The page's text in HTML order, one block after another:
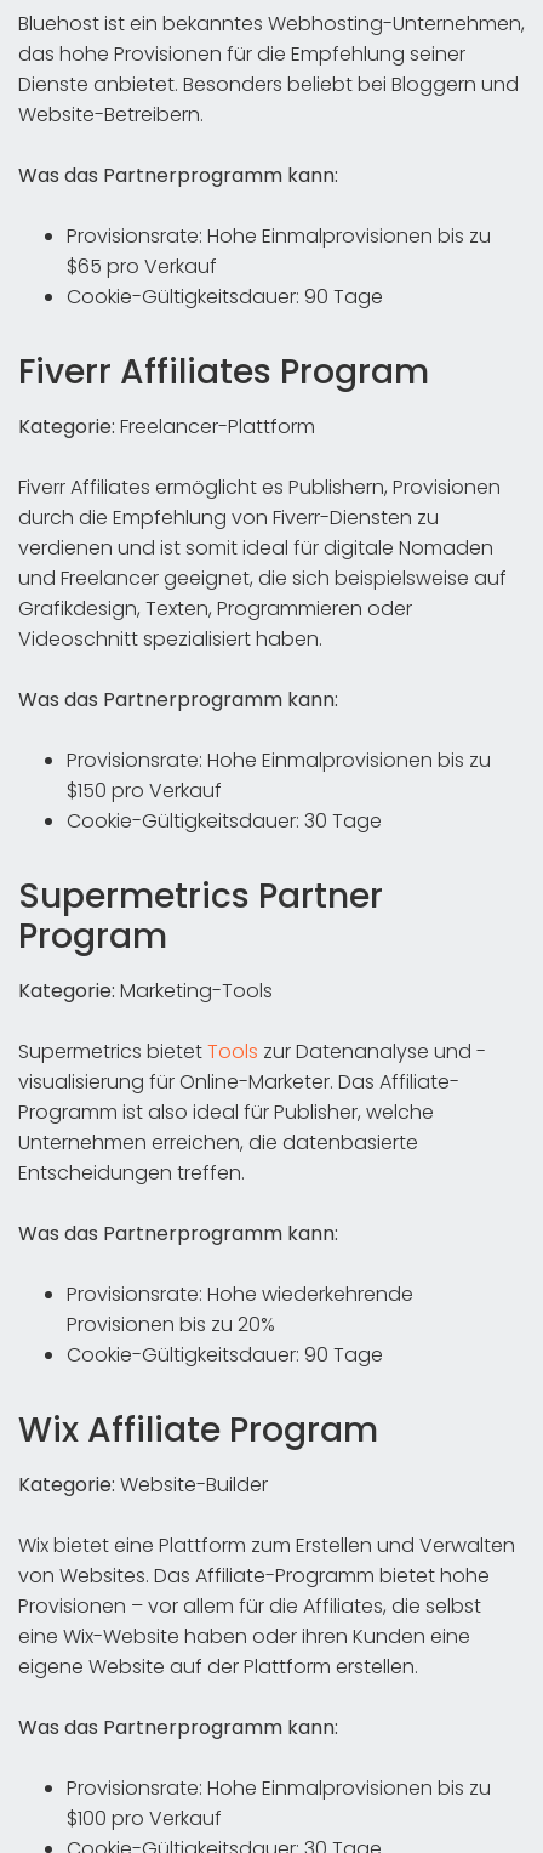
Bluehost ist ein bekanntes Webhosting-Unternehmen,
das hohe Provisionen für die Empfehlung seiner
Dienste anbietet. Besonders beliebt bei Bloggern und
Website-Betreibern.
Was das Partnerprogramm kann:
Provisionsrate: Hohe Einmalprovisionen bis zu
$65 pro Verkauf
Cookie-Gültigkeitsdauer: 90 Tage
Fiverr Affiliates Program
Kategorie: Freelancer-Plattform
Fiverr Affiliates ermöglicht es Publishern, Provisionen
durch die Empfehlung von Fiverr-Diensten zu
verdienen und ist somit ideal für digitale Nomaden
und Freelancer geeignet, die sich beispielsweise auf
Grafikdesign, Texten, Programmieren oder
Videoschnitt spezialisiert haben.
Was das Partnerprogramm kann:
Provisionsrate: Hohe Einmalprovisionen bis zu
$150 pro Verkauf
Cookie-Gültigkeitsdauer: 30 Tage
Supermetrics Partner
Program
Kategorie: Marketing-Tools
Supermetrics bietetTools zur Datenanalyse und -
visualisierung für Online-Marketer. Das Affiliate-
Programm ist also ideal für Publisher, welche
Unternehmen erreichen, die datenbasierte
Entscheidungen treffen.
Was das Partnerprogramm kann:
Provisionsrate: Hohe wiederkehrende
Provisionen bis zu 20%
Cookie-Gültigkeitsdauer: 90 Tage
Wix Affiliate Program
Kategorie: Website-Builder
Wix bietet eine Plattform zum Erstellen und Verwalten
von Websites. Das Affiliate-Programm bietet hohe
Provisionen – vor allem für die Affiliates, die selbst
eine Wix-Website haben oder ihren Kunden eine
eigene Website auf der Plattform erstellen.
Was das Partnerprogramm kann:
Provisionsrate: Hohe Einmalprovisionen bis zu
$100 pro Verkauf